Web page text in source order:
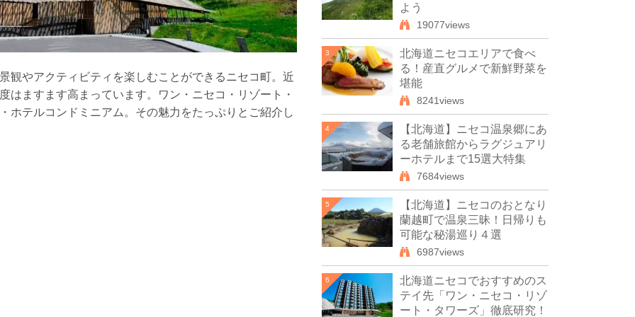
観やアクティビティを楽しむことができるニセコ町。近
はますます高まっています。ワン・ニセコ・リゾート・
ホテルコンドミニアム。その魅力をたっぷりとご紹介し
よう
19077views
3
北海道ニセコエリアで食べ
る！産直グルメで新鮮野菜を
堪能
8241views
4
【北海道】ニセコ温泉郷にあ
る老舗旅館からラグジュアリ
ーホテルまで15選大特集
7684views
5
【北海道】ニセコのおとなり
蘭越町で温泉三昧！日帰りも
可能な秘湯巡り４選
6987views
6
北海道ニセコでおすすめのス
テイ先「ワン・ニセコ・リゾ
ート・タワーズ」徹底研究！